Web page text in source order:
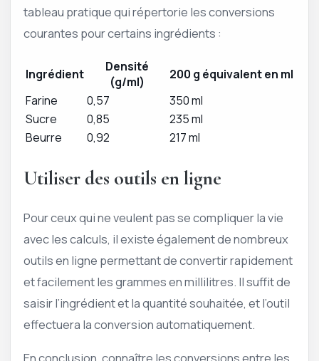
tableau pratique qui répertorie les conversions
courantes pour certains ingrédients :
Ingrédient
Densité
(g/ml)
200 g équivalent en ml
Farine
0,57
350 ml
Sucre
0,85
235 ml
Beurre
0,92 217 ml
Utiliser des outils en ligne
Pour ceux qui ne veulent pas se compliquer la vie
avec les calculs, il existe également de nombreux
outils en ligne permettant de convertir rapidement
et facilement les grammes en millilitres. Il suffit de
saisir l’ingrédient et la quantité souhaitée, et l’outil
effectuera la conversion automatiquement.
En conclusion, connaître les conversions entre les